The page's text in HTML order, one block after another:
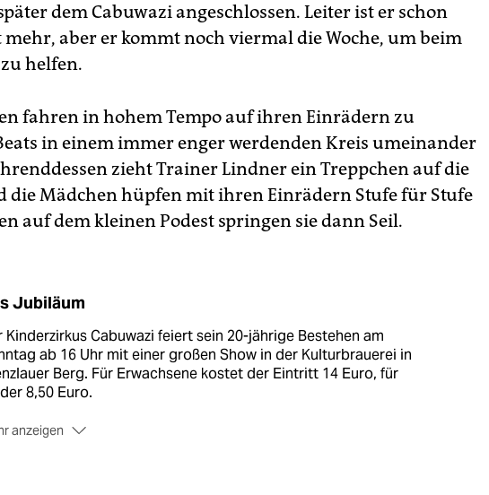
dem Cabuwazi angeschlossen. Leiter ist er schon
aber er kommt noch viermal die Woche, um beim
helfen.
fahren in hohem Tempo auf ihren Einrädern zu
in einem immer enger werdenden Kreis umeinander
zieht Trainer Lindner ein Treppchen auf die
die Mädchen hüpfen mit ihren Einrädern Stufe für Stufe
auf dem kleinen Podest springen sie dann Seil.
Jubiläum
Kinderzirkus Cabuwazi feiert sein 20-jährige Bestehen am
ab 16 Uhr mit einer großen Show in der Kulturbrauerei in
Berg. Für Erwachsene kostet der Eintritt 14 Euro, für
8,50 Euro.
anzeigen